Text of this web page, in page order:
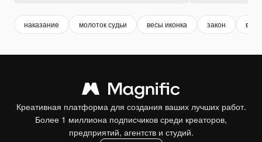
наказание молоток судьи весы иконка закон весы
Креативная платформа для создания ваших лучших работ.
Более 1 миллиона подписчиков среди креаторов,
предприятий, агентств и студий.